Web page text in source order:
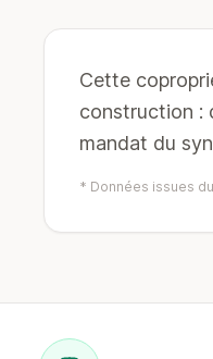
Cette
construction :
mandat du
* Données issues